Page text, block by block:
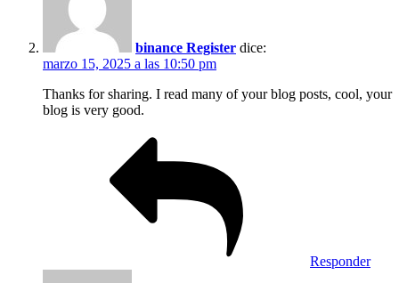
binance Register dice:
marzo 15, 2025 a las 10:50 pm
Thanks for sharing. I read many of your blog posts, cool, your
blog is very good.
Responder